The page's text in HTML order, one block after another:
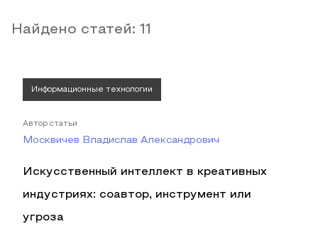
Найдено статей: 11
Информационные технологии
Автор статьи
Москвичев Владислав Александрович
Искусственный интеллект в креативных
индустриях: соавтор, инструмент или
угроза